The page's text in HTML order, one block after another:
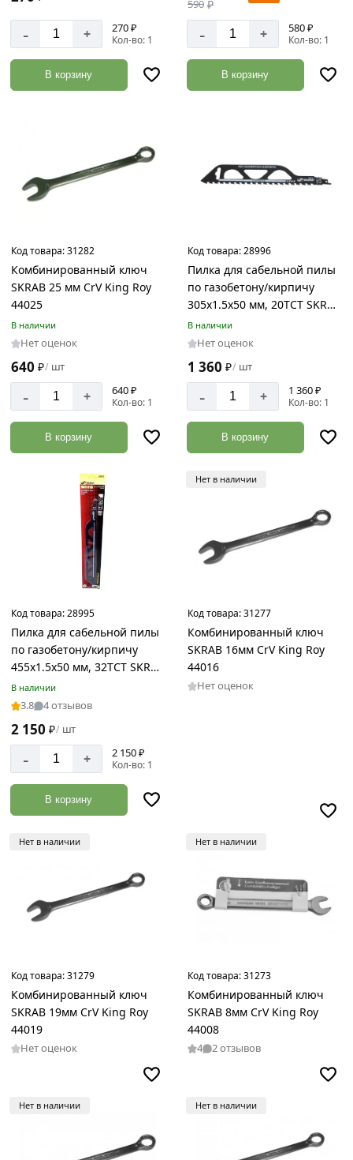
- + 270 ₽
Кол-во: 1
В корзину
590 ₽
- + 580 ₽
Кол-во: 1
В корзину
Код товара:31282
Комбинированный ключ
SKRAB 25 мм CrV King Roy
44025
В наличии
Нет оценок
640 ₽/ шт
- + 640 ₽
Кол-во: 1
В корзину
Код товара:28996
Пилка для сабельной пилы
по газобетону/кирпичу
305x1.5x50 мм, 20TСТ SKRAB
20875
В наличии
Нет оценок
1 360 ₽/ шт
- + 1 360 ₽
Кол-во: 1
В корзину
Код товара:28995
Пилка для сабельной пилы
по газобетону/кирпичу
455x1.5x50 мм, 32TСТ SKRAB
20876
В наличии
3.8 4 отзывов
2 150 ₽/ шт
- + 2 150 ₽
Кол-во: 1
В корзину
Нет в наличии
Код товара:31277
Комбинированный ключ
SKRAB 16мм CrV King Roy
44016
Нет оценок
Нет в наличии
Код товара:31279
Комбинированный ключ
SKRAB 19мм CrV King Roy
44019
Нет оценок
Нет в наличии
Код товара:31273
Комбинированный ключ
SKRAB 8мм CrV King Roy
44008
4 2 отзывов
Нет в наличии Нет в наличии